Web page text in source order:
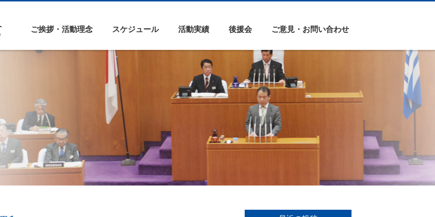
ご挨拶・活動理念 スケジュール 活動実績 後援会 ご意見・お問い合わせ